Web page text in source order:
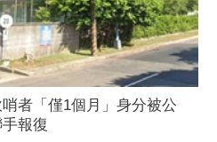
者「僅1個月」身分被公
報復